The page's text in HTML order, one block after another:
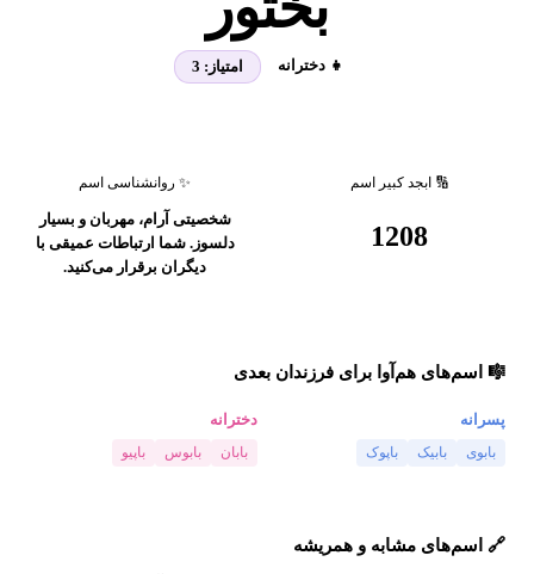
👧 دخترانه امتیاز: 3
🔢 ابجد کبیر اسم
1208
✨ روانشناسی اسم
شخصیتی آرام، مهربان و بسیار
دلسوز. شما ارتباطات عمیقی با
دیگران برقرار می‌کنید.
🎼 اسم‌های هم‌آوا برای فرزندان بعدی
پسرانه
بابوی بابیک باپوک
دخترانه
بابان بابوس باپیو
🔗 اسم‌های مشابه و همریشه